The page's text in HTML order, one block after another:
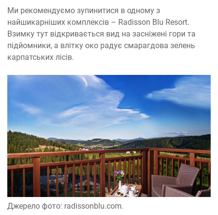
Ми рекомендуємо зупинитися в одному з
найшикарніших комплексів – Radisson Blu Resort.
Взимку тут відкривається вид на засніжені гори та
підйомники, а влітку око радує смарагдова зелень
карпатських лісів.
Джерело фото: radissonblu.com.